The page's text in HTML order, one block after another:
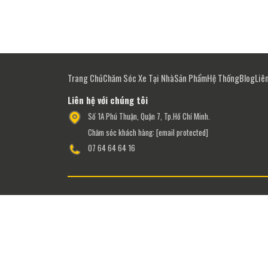
Trang ChủChăm Sóc Xe Tại NhàSản PhẩmHệ ThốngBlog
Liên hệ với chúng tôi
Số 1A Phú Thuận, Quận 7, Tp.Hồ Chí Minh.
Chăm sóc khách hàng: [email protected]
07 64 64 64 16